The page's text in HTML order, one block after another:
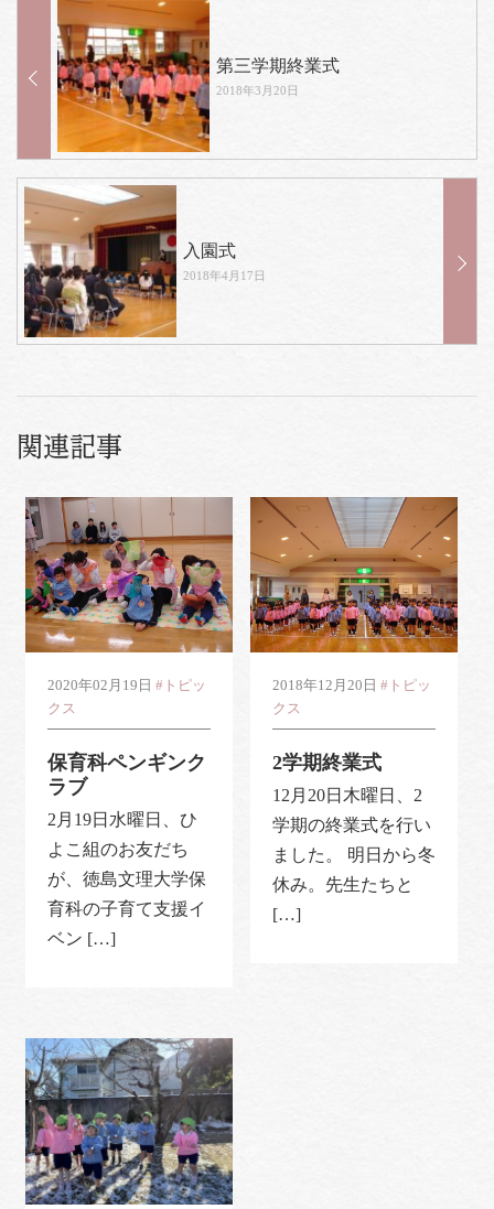
第三学期終業式
2018年3月20日
入園式
2018年4月17日
関連記事
2020年02月19日 #トピッ
クス
保育科ペンギンク
ラブ
2月19日水曜日、ひ
よこ組のお友だち
が、徳島文理大学保
育科の子育て支援イ
ベン […]
2018年12月20日#トピッ
クス
2学期終業式
12月20日木曜日、2
学期の終業式を行い
ました。 明日から冬
休み。先生たちと
[…]